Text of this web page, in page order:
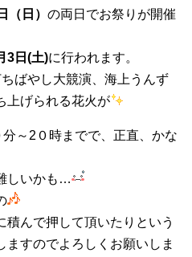
（日） の両日でお祭りが開催
3日(土)に行われます。
ばやし大競演、海上うんず
上げられる花火が
～2０時までで、正直、かな
しいかも…
積んで押して頂いたりという
すのでよろしくお願いしま